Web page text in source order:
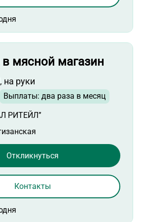
в мясной магазин
, на руки
Выплаты: два раза в месяц
РИТЕЙЛ”
Откликнуться
Контакты